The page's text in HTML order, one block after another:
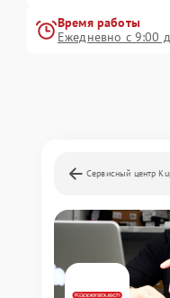
Время работы
Ежедневно с 9:00
Сервисный центр